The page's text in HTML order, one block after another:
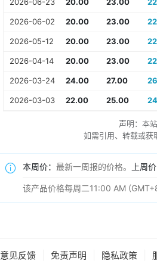
2026-06-02 20.00 23.00
2026-05-12 20.00 23.00
2026-04-14 20.00 23.00
2026-03-24 24.00 27.00
2026-03-03 22.00 25.00
声明：本
如需引用、转载或
本周价： 最新一周报的价格。 上周
该产品价格每周二11:00 AM
意见反馈 免责声明 隐私政策